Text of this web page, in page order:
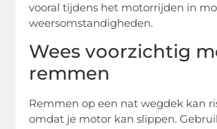
vooral tijdens het motorrijden in
weersomstandigheden.
Wees voorzichtig
remmen
Remmen op een nat wegdek kan
omdat je motor kan slippen.